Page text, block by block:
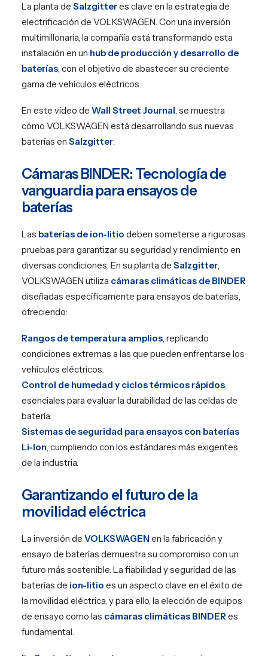
La planta de Salzgitteres clave en la estrategia de
electrificación de VOLKSWAGEN. Con una inversión
multimillonaria, la compañía está transformando esta
instalación en un hub de producción y desarrollo de
baterías, con el objetivo de abastecer su creciente
gama de vehículos eléctricos.
En este vídeo de Wall Street Journal, se muestra
cómo VOLKSWAGEN está desarrollando sus nuevas
baterías en Salzgitter:
Cámaras BINDER: Tecnología de
vanguardia para ensayos de
baterías
Las baterías de ion-litio deben someterse a rigurosas
pruebas para garantizar su seguridad y rendimiento en
diversas condiciones. En su planta de Salzgitter,
VOLKSWAGEN utiliza cámaras climáticas de BINDER
diseñadas específicamente para ensayos de baterías,
ofreciendo:
Rangos de temperatura amplios, replicando
condiciones extremas a las que pueden enfrentarse los
vehículos eléctricos.
Control de humedad y ciclos térmicos rápidos,
esenciales para evaluar la durabilidad de las celdas de
batería.
Sistemas de seguridad para ensayos con baterías
Li-Ion, cumpliendo con los estándares más exigentes
de la industria.
Garantizando el futuro de la
movilidad eléctrica
La inversión de VOLKSWAGEN en la fabricación y
ensayo de baterías demuestra su compromiso con un
futuro más sostenible. La fiabilidad y seguridad de las
baterías de ion-litio es un aspecto clave en el éxito de
la movilidad eléctrica, y para ello, la elección de equipos
de ensayo como las cámaras climáticas BINDERes
fundamental.